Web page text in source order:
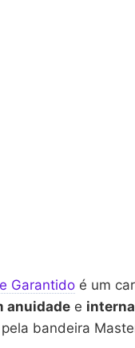
Garantido é um
anuidade e
bandeira